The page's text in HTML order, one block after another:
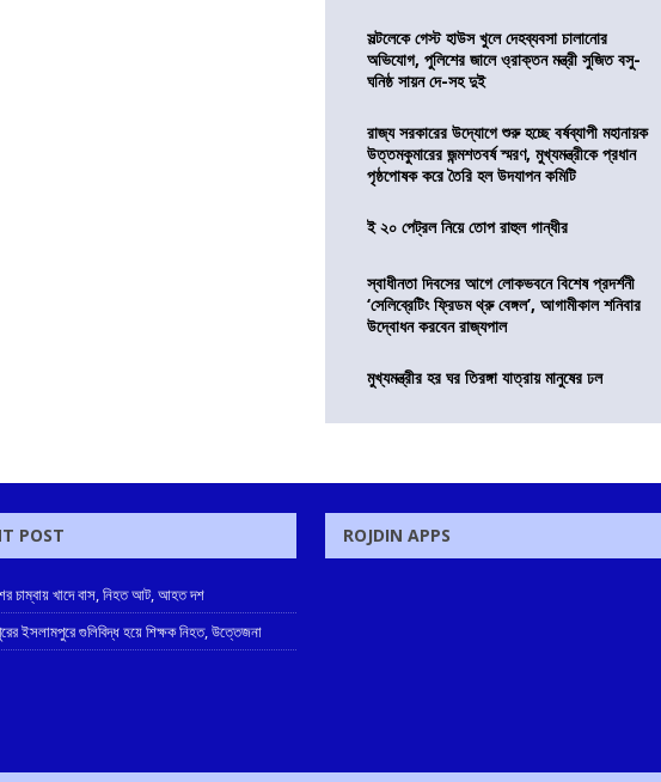
সল্টলেকে গেস্ট হাউস খুলে দেহব্যবসা চালানোর
অভিযোগ, পুলিশের জালে ও্রাক্তন মন্ত্রী সুজিত বসু-
ঘনিষ্ঠ সায়ন দে-সহ দুই
রাজ্য সরকারের উদ্যোগে শুরু হচ্ছে বর্ষব্যাপী মহানায়ক
উত্তমকুমারের জন্মশতবর্ষ স্মরণ, মুখ্যমন্ত্রীকে প্রধান
পৃষ্ঠপোষক করে তৈরি হল উদযাপন কমিটি
ই ২০ পেট্রল নিয়ে তোপ রাহুল গান্ধীর
স্বাধীনতা দিবসের আগে লোকভবনে বিশেষ প্রদর্শনী
‘সেলিব্রেটিং ফ্রিডম থ্রু বেঙ্গল’, আগামীকাল শনিবার
উদ্বোধন করবেন রাজ্যপাল
মুখ্যমন্ত্রীর হর ঘর তিরঙ্গা যাত্রায় মানুষের ঢল
POST
চাম্বায় খাদে বাস, নিহত আট, আহত দশ
ইসলামপুরে গুলিবিদ্ধ হয়ে শিক্ষক নিহত, উত্তেজনা
ROJDIN APPS